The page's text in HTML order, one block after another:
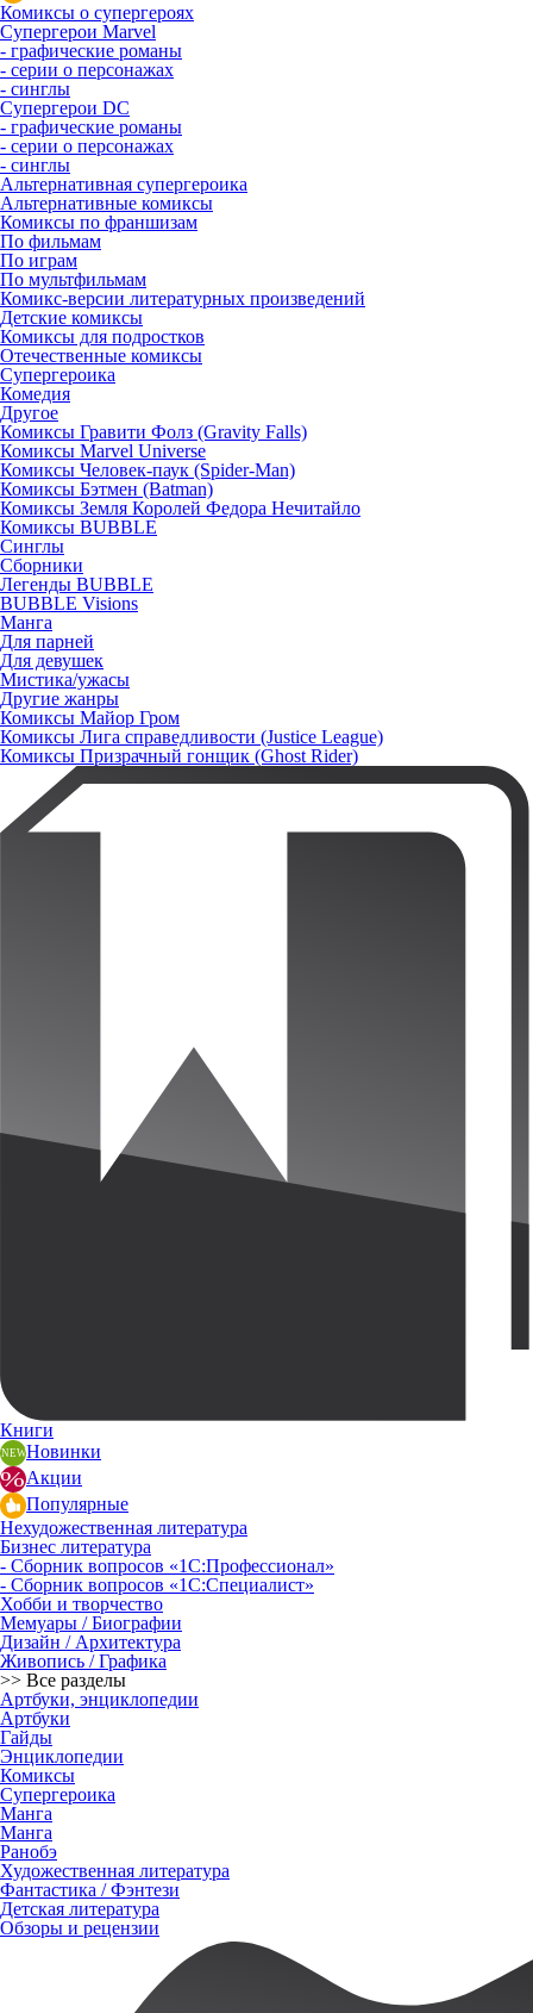
Комиксы о супергероях
Супергерои Marvel
- графические романы
- серии о персонажах
- синглы
Супергерои DC
- графические романы
- серии о персонажах
- синглы
Альтернативная супергероика
Альтернативные комиксы
Комиксы по франшизам
По фильмам
По играм
По мультфильмам
Комикс-версии литературных произведений
Детские комиксы
Комиксы для подростков
Отечественные комиксы
Супергероика
Комедия
Другое
Комиксы Гравити Фолз (Gravity Falls)
Комиксы Marvel Universe
Комиксы Человек-паук (Spider-Man)
Комиксы Бэтмен (Batman)
Комиксы Земля Королей Федора Нечитайло
Комиксы BUBBLE
Синглы
Сборники
Легенды BUBBLE
BUBBLE Visions
Манга
Для парней
Для девушек
Мистика/ужасы
Другие жанры
Комиксы Майор Гром
Комиксы Лига справедливости (Justice League)
Комиксы Призрачный гонщик (Ghost Rider)
Книги
Новинки
Акции
Популярные
Нехудожественная литература
Бизнес литература
- Сборник вопросов «1С:Профессионал»
- Сборник вопросов «1С:Специалист»
Хобби и творчество
Мемуары / Биографии
Дизайн / Архитектура
Живопись / Графика
>> Все разделы
Артбуки, энциклопедии
Артбуки
Гайды
Энциклопедии
Комиксы
Супергероика
Манга
Манга
Ранобэ
Художественная литература
Фантастика / Фэнтези
Детская литература
Обзоры и рецензии